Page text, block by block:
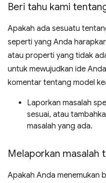
Beri tahu kami
Apakah ada sesuatu
seperti yang Anda
atau properti yang tidak
untuk mewujudkan ide
komentar tentang model
Laporkan masalah
sesuai, atau
masalah yang ada.
Melaporkan masalah
Apakah Anda menemukan